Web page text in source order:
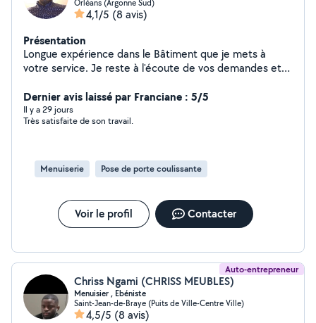
Orléans (Argonne Sud)
4,1/5 (8 avis)
Présentation
Longue expérience dans le Bâtiment que je mets à
votre service. Je reste à l'écoute de vos demandes et
Votre satisfaction reste ma priorité.
Dernier avis laissé par Franciane : 5/5
Il y a 29 jours
Très satisfaite de son travail.
Menuiserie Pose de porte coulissante
Voir le profil Contacter
Auto-entrepreneur
Chriss Ngami (CHRISS MEUBLES)
Menuisier , Ebéniste
Saint-Jean-de-Braye (Puits de Ville-Centre Ville)
4,5/5 (8 avis)